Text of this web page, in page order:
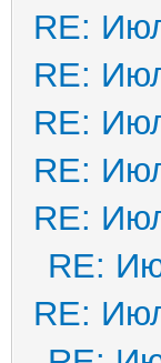
RE:
RE:
RE:
RE:
RE:
RE:
RE: